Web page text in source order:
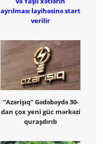
ayrılması layihəsinə start
verilir
“Azərişıq” Gədəbəydə 30-
dan çox yeni güc mərkəzi
quraşdırıb